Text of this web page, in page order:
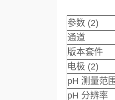
参数 (2)
通道
版本套件
电极 (2)
pH 测量范
pH 分辨率